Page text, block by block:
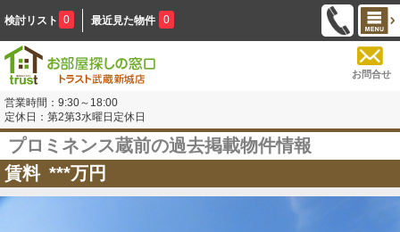
検討リスト 0 最近見た物件 0
お問合せ
営業時間：9:30～18:00
定休日：第2第3水曜日定休日
プロミネンス蔵前の過去掲載物件情報
賃料 ***万円